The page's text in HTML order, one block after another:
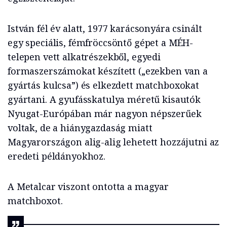
István fél év alatt, 1977 karácsonyára csinált
egy speciális, fémfröccsöntő gépet a MÉH-
telepen vett alkatrészekből, egyedi
formaszerszámokat készített („ezekben van a
gyártás kulcsa”) és elkezdett matchboxokat
gyártani. A gyufásskatulya méretű kisautók
Nyugat-Európában már nagyon népszerűek
voltak, de a hiánygazdaság miatt
Magyarországon alig-alig lehetett hozzájutni az
eredeti példányokhoz.
A Metalcar viszont ontotta a magyar
matchboxot.